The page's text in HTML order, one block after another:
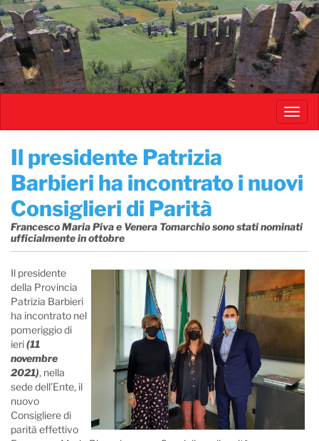
Salta
al
contenuto
principale
Il presidente Patrizia
Barbieri ha incontrato i nuovi
Consiglieri di Parità
Francesco Maria Piva e Venera Tomarchio sono stati nominati
ufficialmente in ottobre
Il presidente
della Provincia
Patrizia Barbieri
ha incontrato nel
pomeriggio di
ieri(11
novembre
2021), nella
sede dell’Ente, il
nuovo
Consigliere di
parità effettivo